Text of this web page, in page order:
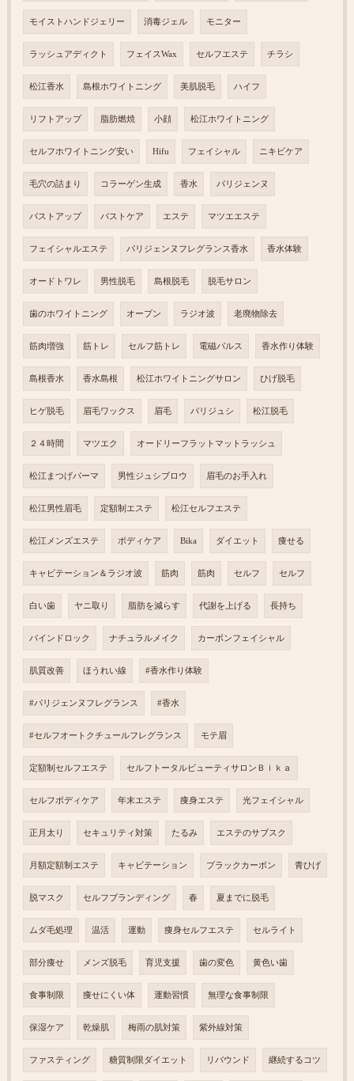
モイストハンドジェリー 消毒ジェル モニター
ラッシュアディクト フェイスWax セルフエステ チラシ
松江香水 島根ホワイトニング 美肌脱毛 ハイフ
リフトアップ 脂肪燃焼 小顔 松江ホワイトニング
セルフホワイトニング安い Hifu フェイシャル ニキビケア
毛穴の詰まり コラーゲン生成 香水 パリジェンヌ
バストアップ バストケア エステ マツエエステ
フェイシャルエステ パリジェンヌフレグランス香水 香水体験
オードトワレ 男性脱毛 島根脱毛 脱毛サロン
歯のホワイトニング オープン ラジオ波 老廃物除去
筋肉増強 筋トレ セルフ筋トレ 電磁パルス 香水作り体験
島根香水 香水島根 松江ホワイトニングサロン ひげ脱毛
ヒゲ脱毛 眉毛ワックス 眉毛 パリジュシ 松江脱毛
２４時間 マツエク オードリーフラットマットラッシュ
松江まつげパーマ 男性ジュシブロウ 眉毛のお手入れ
松江男性眉毛 定額制エステ 松江セルフエステ
松江メンズエステ ボディケア Bika ダイエット 痩せる
キャビテーション＆ラジオ波 筋肉 筋肉 セルフ セルフ
白い歯 ヤニ取り 脂肪を減らす 代謝を上げる 長持ち
バインドロック ナチュラルメイク カーボンフェイシャル
肌質改善 ほうれい線 #香水作り体験
#パリジェンヌフレグランス #香水
#セルフオートクチュールフレグランス モテ眉
定額制セルフエステ セルフトータルビューティサロンＢｉｋａ
セルフボディケア 年末エステ 痩身エステ 光フェイシャル
正月太り セキュリティ対策 たるみ エステのサブスク
月額定額制エステ キャビテーション ブラックカーボン 青ひげ
脱マスク セルフブランディング 春 夏までに脱毛
ムダ毛処理 温活 運動 痩身セルフエステ セルライト
部分痩せ メンズ脱毛 育児支援 歯の変色 黄色い歯
食事制限 痩せにくい体 運動習慣 無理な食事制限
保湿ケア 乾燥肌 梅雨の肌対策 紫外線対策
ファスティング 糖質制限ダイエット リバウンド 継続するコツ